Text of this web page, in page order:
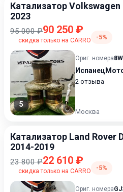
Катализатор Volkswagen
2023
95 000 ₽90 250 ₽
скидка только на CARRO -5%
5
Ориг. номера
2 отзыва
Москва
Катализатор Land Rover
2014-2019
23 800 ₽22 610 ₽
скидка только на CARRO -5%
Ориг. номера